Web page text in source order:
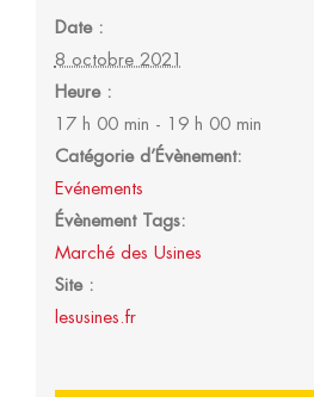
Date :
8 octobre 2021
Heure :
17 h 00 min - 19 h 00 min
Catégorie d’Évènement:
Evénements
Évènement Tags:
Marché des Usines
Site :
lesusines.fr